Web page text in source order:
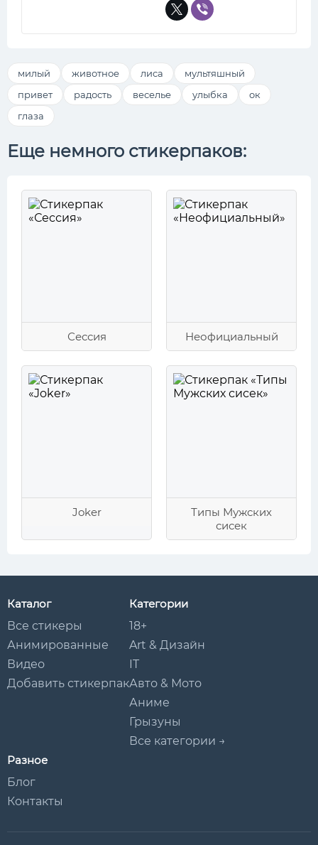
милый животное лиса
мультяшный
привет
радость веселье улыбка
ок
глаза
Еще немного стикерпаков:
Сессия Неофициальный
Joker
Типы Мужских
сисек
Каталог
Все стикеры
Анимированные
Видео
Добавить стикерпак
Категории
18+
Art & Дизайн
IT
Авто & Мото
Аниме
Грызуны
Все категории →
Разное
Блог
Контакты